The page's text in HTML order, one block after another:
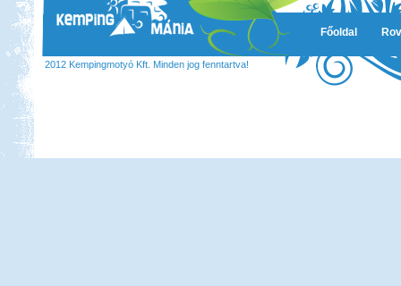
Főoldal
2012 Kempingmotyó Kft. Minden jog fenntartva!